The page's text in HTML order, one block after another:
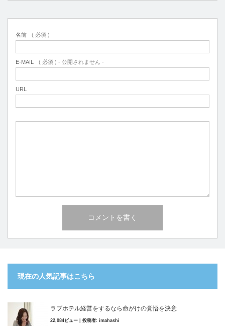
名前 ( 必須 )
E-MAIL ( 必須 ) - 公開されません -
URL
現在の人気記事はこちら
ラブホテル経営をするなら命がけの覚悟を決意
22,084ビュー 投稿者: imahashi